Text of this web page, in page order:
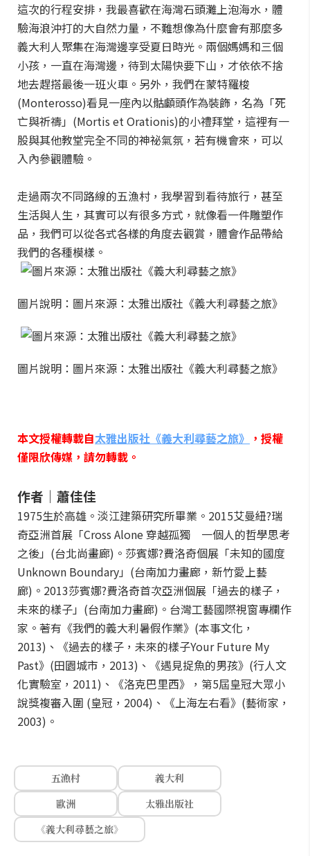
這次的行程安排，我最喜歡在海灣石頭灘上泡海水，體
驗海浪沖打的大自然力量，不難想像為什麼會有那麼多
義大利人聚集在海灣邊享受夏日時光。兩個媽媽和三個
小孩，一直在海灣邊，待到太陽快要下山，才依依不捨
地去趕搭最後一班火車。另外，我們在蒙特羅梭
(Monterosso)看見一座內以骷顱頭作為裝飾，名為「死
亡與祈禱」(Mortis et Orationis)的小禮拜堂，這裡有一
股與其他教堂完全不同的神祕氣氛，若有機會來，可以
入內參觀體驗。
走過兩次不同路線的五漁村，我學習到看待旅行，甚至
生活與人生，其實可以有很多方式，就像看一件雕塑作
品，我們可以從各式各樣的角度去觀賞，體會作品帶給
我們的各種模樣。
圖片說明：圖片來源：太雅出版社《義大利尋藝之旅》
圖片說明：圖片來源：太雅出版社《義大利尋藝之旅》
本文授權轉載自太雅出版社《義大利尋藝之旅》 ，授權
僅限欣傳媒，請勿轉載。
作者｜蕭佳佳
1975生於高雄。淡江建築研究所畢業。2015艾曼紐?瑞
奇亞洲首展「Cross Alone 穿越孤獨 一個人的哲學思考
之後」(台北尚畫廊)。莎賓娜?費洛奇個展「未知的國度
Unknown Boundary」(台南加力畫廊，新竹愛上藝
廊)。2013莎賓娜?費洛奇首次亞洲個展「過去的樣子，
未來的樣子」(台南加力畫廊)。台灣工藝國際視窗專欄作
家。著有《我們的義大利暑假作業》(本事文化，
2013)、《過去的樣子，未來的樣子Your Future My
Past》(田園城市，2013)、《遇見捉魚的男孩》(行人文
化實驗室，2011)、《洛克巴里西》，第5屆皇冠大眾小
說獎複審入圍 (皇冠，2004)、《上海左右看》(藝術家，
2003)。
五漁村
義大利
歐洲
太雅出版社
《義大利尋藝之旅》